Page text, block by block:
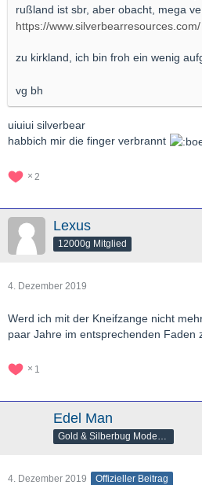
rußland ist sbr, aber obacht, mega
https://www.silverbearresources.com/
zu kirkland, ich bin froh ein wenig
vg bh
uiuiui silverbear
habbich mir die finger verbrannt
2
Lexus
12000g Mitglied
4. Dezember 2019
Werd ich mit der Kneifzange nicht
paar Jahre im entsprechenden Faden
1
Edel Man
4. Dezember 2019 Offizieller Beitrag